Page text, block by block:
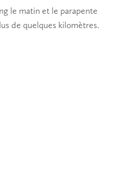
le matin et le parapente
de quelques kilomètres.